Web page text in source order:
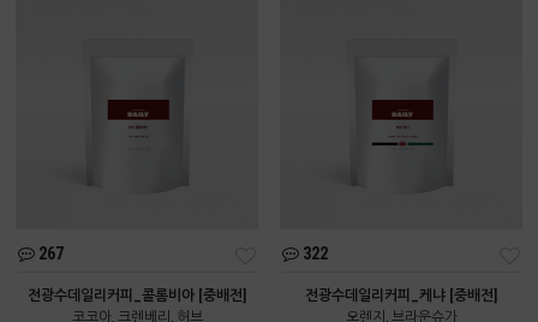
267
전광수데일리커피_콜롬비아 [중배전]
코코아, 크렌베리, 허브
322
전광수데일리커피_케냐 [중배전]
오렌지, 브라운슈가